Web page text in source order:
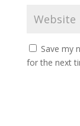
Save my
for the next